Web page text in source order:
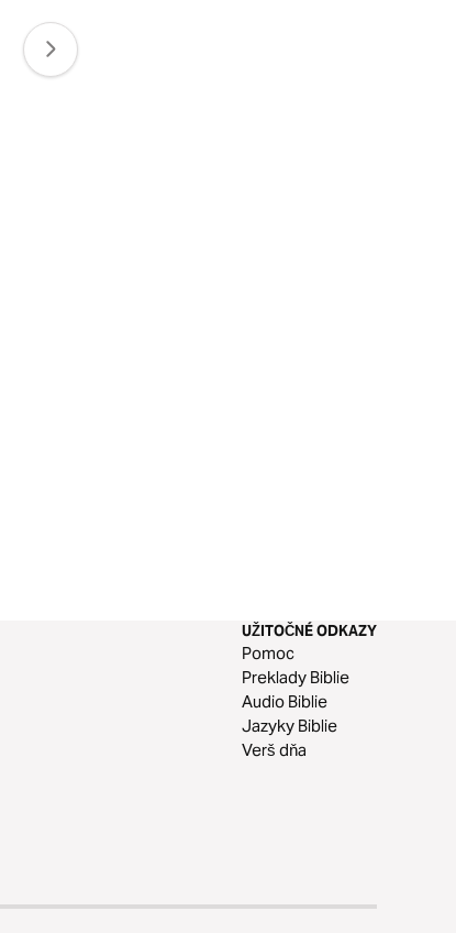
UŽITOČNÉ ODKAZY
Pomoc
Preklady Biblie
Audio Biblie
Jazyky Biblie
Verš dňa